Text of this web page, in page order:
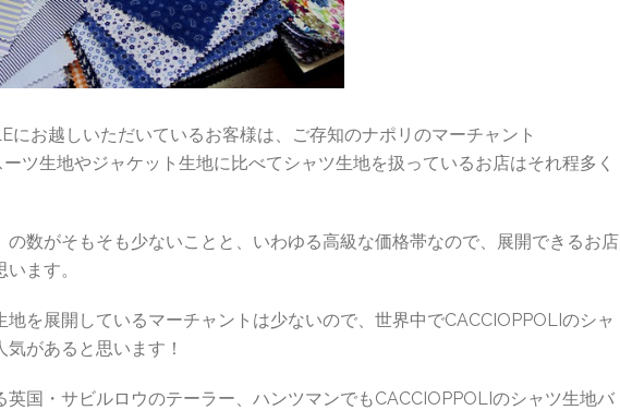
にお越しいただいているお客様は、ご存知のナポリのマーチャント
ツ生地やジャケット生地に比べてシャツ生地を扱っているお店はそれ程多く
の数がそもそも少ないことと、いわゆる高級な価格帯なので、展開できるお店
ます。
地を展開しているマーチャントは少ないので、世界中でCACCIOPPOLIのシャ
があると思います！
英国・サビルロウのテーラー、ハンツマンでもCACCIOPPOLIのシャツ生地バ